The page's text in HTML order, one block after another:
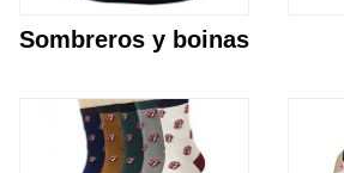
Sombreros y boinas